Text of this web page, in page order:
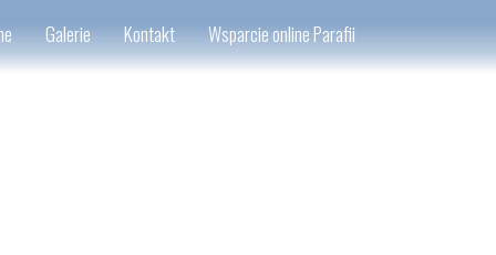
Galerie Kontakt Wsparcie online Parafii